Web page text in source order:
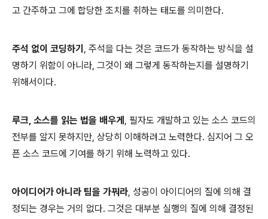
고 간주하고 그에 합당한 조치를 취하는 태도를 의미한다.
주석 없이 코딩하기 , 주석을 다는 것은 코드가 동작하는 방식을 설
명하기 위함이 아니라, 그것이 왜 그렇게 동작하는지를 설명하기
위해서이다.
루크, 소스를 읽는 법을 배우게 , 필자도 개발하고 있는 소스 코드의
전부를 알지 못하지만, 상당히 이해하려고 노력한다. 심지어 그 오
픈 소스 코드에 기여를 하기 위해 노력하고 있다.
아이디어가 아니라 팀을 가꿔라, 성공이 아이디어의 질에 의해 결
정되는 경우는 거의 없다. 그것은 대부분 실행의 질에 의해 결정된